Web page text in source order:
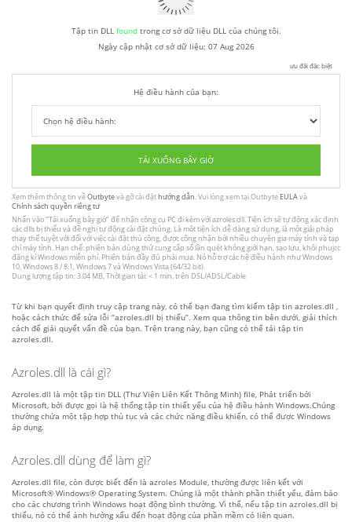
Tập tin DLL foundtrong cơ sở dữ liệu DLL của chúng tôi.
Ngày cập nhật cơ sở dữ liệu: 07 Aug 2026
ưu đãi đặc biệt
Hệ điều hành của bạn:
TẢI XUỐNG BÂY GIỜ
Xem thêm thông tin vềOutbytevà gỡ cài đặthướng dẫn. Vui lòng xem tại Outbyte EULAvà
Chính sách quyền riêng tư
Nhấn vào"Tải xuống bây giờ" để nhận công cụ PC đi kèm với azroles.dll. Tiện ích sẽ tự động xác định
các dlls bị thiếu và đề nghị tự động cài đặt chúng. Là một tiện ích dễ dàng sử dụng, là một giải pháp
thay thế tuyệt vời đối với việc cài đặt thủ công, được công nhận bởi nhiều chuyên gia máy tính và tạp
chí máy tính. Hạn chế: phiên bản dùng thử cung cấp số lần quét không giới hạn, sao lưu, khôi phujcc
đăng kí Windows miễn phí. Phiên bản đầy đủ phải mua. Nó hỗ trợ các hệ điều hành như Windows
10, Windows 8 / 8.1, Windows 7 và Windows Vista (64/32 bit).
Dung lượng tập tin: 3.04 MB, Thời gian tải: < 1 min. trên DSL/ADSL/Cable
Từ khi bạn quyết định truy cập trang này, có thể bạn đang tìm kiếm tập tin azroles.dll ,
hoặc cách thức để sửa lỗi “azroles.dll bị thiếu”. Xem qua thông tin bên dưới, giải thích
cách để giải quyết vấn đề của bạn. Trên trang này, bạn cũng có thể tải tập tin
azroles.dll.
Azroles.dll là cái gì?
Azroles.dll là một tập tin DLL (Thư Viện Liên Kết Thông Minh) file, Phát triển bởi
Microsoft, bởi được gọi là hệ thống tập tin thiết yếu của hệ điều hành Windows.Chúng
thường chứa một tập hợp thủ tục và các chức năng điều khiển, có thể được Windows
áp dụng.
Azroles.dll dùng để làm gì?
Azroles.dll file, còn được biết đến là azroles Module, thường được liên kết với
Microsoft® Windows® Operating System. Chúng là một thành phần thiết yếu, đảm bảo
cho các chương trình Windows hoạt động bình thường. Vì thế, nếu tập tin azroles.dll bị
thiếu, nó có thể ảnh hưởng xấu đến hoạt động của phần mềm có liên quan.